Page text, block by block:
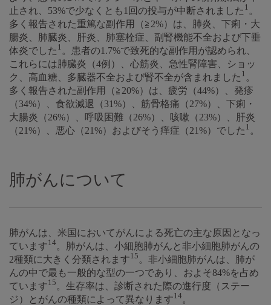
止され、53%で少なくとも1回の投与が中断されました 1 。
多く報告された重篤な副作用（≧2%）は、肺炎、下痢・大
腸炎、肺臓炎、肝炎、肺塞栓症、副腎機能不全および下垂
体炎でした 1 。患者の1.7%で致死的な副作用が認められ、
これらには肺臓炎（4例）、心筋炎、急性腎障害、ショッ
ク、高血糖、多臓器不全および腎不全が含まれました 1 。
多く報告された副作用（≧20%）は、疲労（44%）、発疹
（34%）、食欲減退（31%）、筋骨格痛（27%）、下痢・
大腸炎（26%）、呼吸困難（26%）、咳嗽（23%）、肝炎
（21%）、悪心（21%）およびそう痒症（21%）でした 1 。
肺がんについて
肺がんは、米国においてがんによる死亡の主な原因となっ
ています14。肺がんは、小細胞肺がんと非小細胞肺がんの
2種類に大きく分類されます15 。非小細胞肺がんは、肺が
んの中で最も一般的な型の一つであり、およそ84%を占め
ています15 。生存率は、診断された際の進行度（ステー
ジ）とがんの種類によって異なります14。